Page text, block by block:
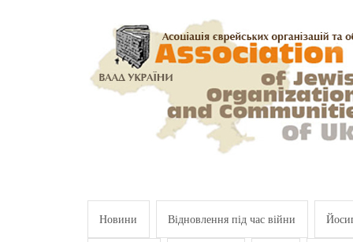
Новини Відновлення під час війни